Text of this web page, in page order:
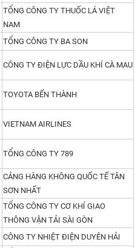
TỔNG CÔNG TY THUỐC LÁ VIỆT
NAM
TỔNG CÔNG TY BA SON
CÔNG TY ĐIỆN LỰC DẦU KHÍ CÀ MAU
TOYOTA BẾN THÀNH
VIETNAM AIRLINES
TỔNG CÔNG TY 789
CẢNG HÀNG KHÔNG QUỐC TẾ TÂN
SƠN NHẤT
TỔNG CÔNG TY CƠ KHÍ GIAO
THÔNG VẬN TẢI SÀI GÒN
CÔNG TY NHIỆT ĐIỆN DUYÊN HẢI